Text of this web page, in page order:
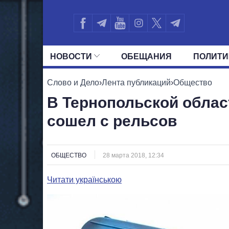
НОВОСТИ ОБЕЩАНИЯ
ВСЕ ПОЛИТИКИ ПРЕЗИДЕНТ И
Слово и Дело›Лента публикаций›Общество
В Тернопольской
сошел с рельсов
ОБЩЕСТВО 28 марта 2018, 12:34
Читати українською